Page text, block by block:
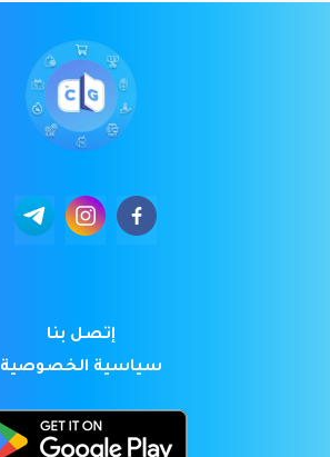
إتصل بنا
سياسية الخصوصية